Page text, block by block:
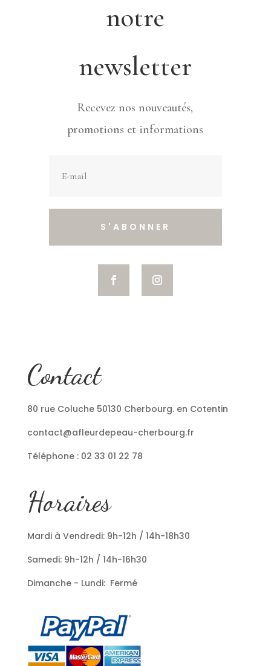
notre
newsletter
Recevez nos nouveautés,
promotions et informations
S'ABONNER
Contact
80 rue Coluche 50130 Cherbourg. en Cotentin
contact@afleurdepeau-cherbourg.fr
Téléphone : 02 33 01 22 78
Horaires
Mardi à Vendredi: 9h-12h / 14h-18h30
Samedi: 9h-12h / 14h-16h30
Dimanche - Lundi: Fermé